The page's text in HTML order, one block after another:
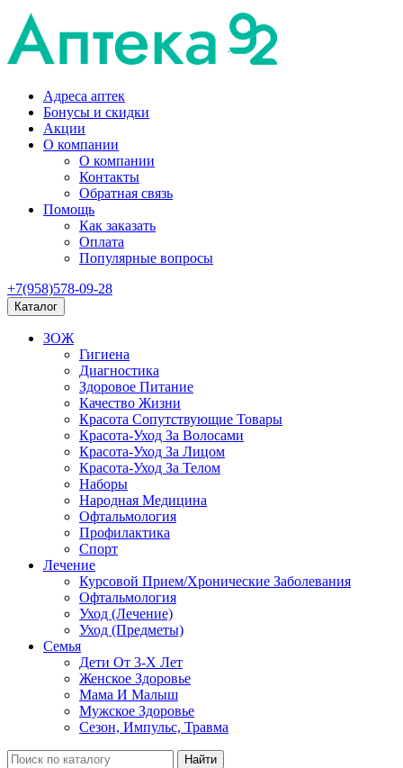
Адреса аптек
Бонусы и скидки
Акции
О компании
О компании
Контакты
Обратная связь
Помощь
Как заказать
Оплата
Популярные вопросы
+7(958)578-09-28
Каталог
ЗОЖ
Гигиена
Диагностика
Здоровое Питание
Качество Жизни
Красота Сопутствующие Товары
Красота-Уход За Волосами
Красота-Уход За Лицом
Красота-Уход За Телом
Наборы
Народная Медицина
Офтальмология
Профилактика
Спорт
Лечение
Курсовой Прием/Хронические Заболевания
Офтальмология
Уход (Лечение)
Уход (Предметы)
Семья
Дети От 3-Х Лет
Женское Здоровье
Мама И Малыш
Мужское Здоровье
Сезон, Импульс, Травма
Найти